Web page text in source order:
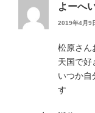
よーへ
2019年4月9
松原さん
天国で好
いつか自
す